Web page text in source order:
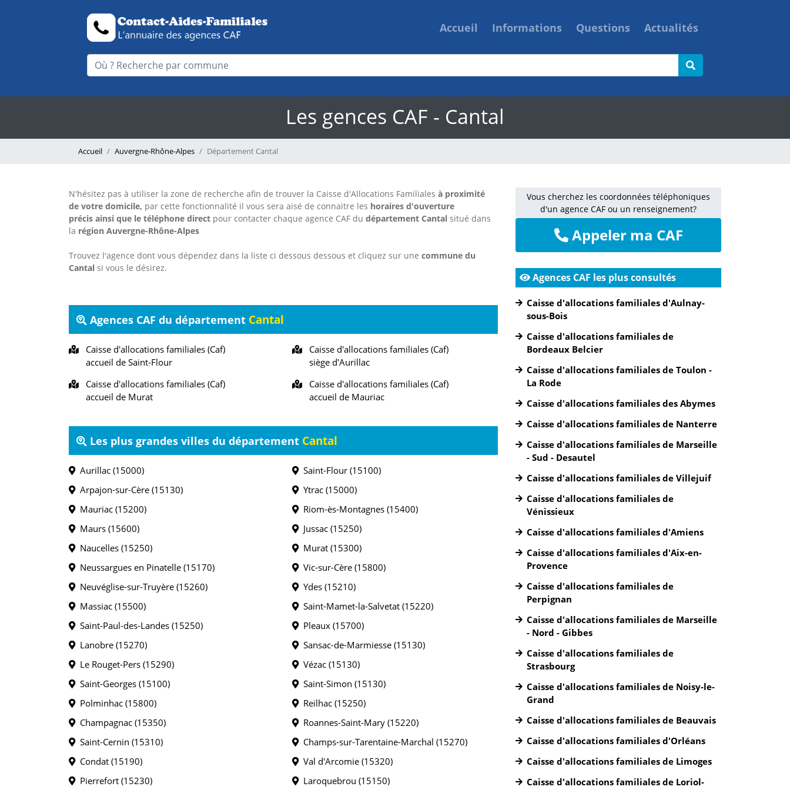
Accueil Informations Questions Actualités
Les gences CAF - Cantal
Accueil Auvergne-Rhône-Alpes Département Cantal
N'hésitez pas à utiliser la zone de recherche afin de trouver la Caisse d'Allocations Familiales à proximité
de votre domicile, par cette fonctionnalité il vous sera aisé de connaitre les horaires d'ouverture
précis ainsi que le téléphone direct pour contacter chaque agence CAF du département Cantal situé dans
la région Auvergne-Rhône-Alpes
Trouvez l'agence dont vous dépendez dans la liste ci dessous dessous et cliquez sur une commune du
Cantal si vous le désirez.
Agences CAF du département Cantal
Caisse d'allocations familiales (Caf)
accueil de Saint-Flour
Caisse d'allocations familiales (Caf)
siège d'Aurillac
Caisse d'allocations familiales (Caf)
accueil de Murat
Caisse d'allocations familiales (Caf)
accueil de Mauriac
Les plus grandes villes du département Cantal
Aurillac (15000)
Saint-Flour (15100)
Arpajon-sur-Cère (15130)
Ytrac (15000)
Mauriac (15200)
Riom-ès-Montagnes (15400)
Maurs (15600)
Jussac (15250)
Naucelles (15250)
Murat (15300)
Neussargues en Pinatelle (15170)
Vic-sur-Cère (15800)
Neuvéglise-sur-Truyère (15260)
Ydes (15210)
Massiac (15500)
Saint-Mamet-la-Salvetat (15220)
Saint-Paul-des-Landes (15250)
Pleaux (15700)
Lanobre (15270)
Sansac-de-Marmiesse (15130)
Le Rouget-Pers (15290)
Vézac (15130)
Saint-Georges (15100)
Saint-Simon (15130)
Polminhac (15800)
Reilhac (15250)
Champagnac (15350)
Roannes-Saint-Mary (15220)
Saint-Cernin (15310)
Champs-sur-Tarentaine-Marchal (15270)
Condat (15190)
Val d'Arcomie (15320)
Pierrefort (15230)
Laroquebrou (15150)
Vous cherchez les coordonnées téléphoniques
d'un agence CAF ou un renseignement?
Appeler ma CAF
Agences CAF les plus consultés
Caisse d'allocations familiales d'Aulnay-
sous-Bois
Caisse d'allocations familiales de
Bordeaux Belcier
Caisse d'allocations familiales de Toulon -
La Rode
Caisse d'allocations familiales des Abymes
Caisse d'allocations familiales de Nanterre
Caisse d'allocations familiales de Marseille
- Sud - Desautel
Caisse d'allocations familiales de Villejuif
Caisse d'allocations familiales de
Vénissieux
Caisse d'allocations familiales d'Amiens
Caisse d'allocations familiales d'Aix-en-
Provence
Caisse d'allocations familiales de
Perpignan
Caisse d'allocations familiales de Marseille
- Nord - Gibbes
Caisse d'allocations familiales de
Strasbourg
Caisse d'allocations familiales de Noisy-le-
Grand
Caisse d'allocations familiales de Beauvais
Caisse d'allocations familiales d'Orléans
Caisse d'allocations familiales de Limoges
Caisse d'allocations familiales de Loriol-